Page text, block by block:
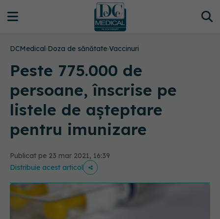
DCMedical›Doza de sănătate›Vaccinuri
Peste 775.000 de
persoane, înscrise pe
listele de așteptare
pentru imunizare
Publicat pe 23 mar 2021, 16:39
Distribuie acest articol